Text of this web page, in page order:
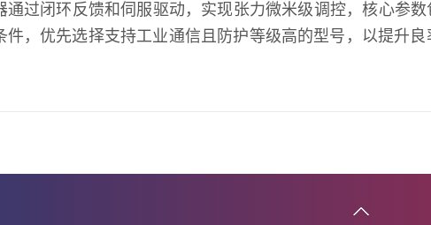
通过闭环反馈和伺服驱动，实现张力微米级调控，核心参
，优先选择支持工业通信且防护等级高的型号，以提升